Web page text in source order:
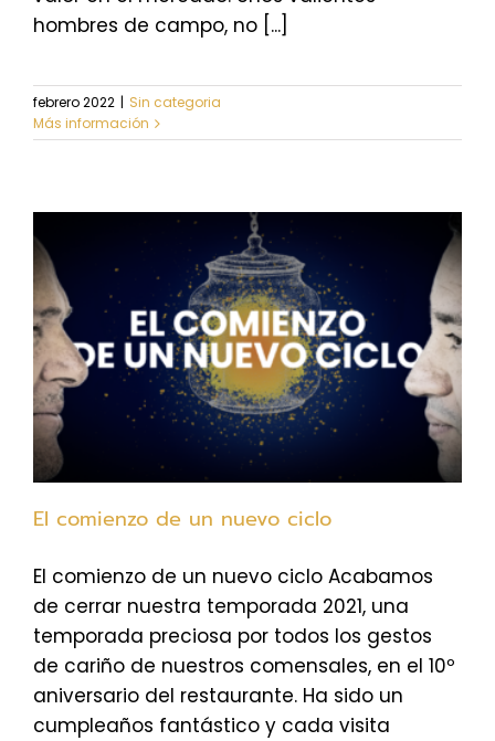
hombres de campo, no [...]
febrero 2022
Sin categoria
Más información
El comienzo de un nuevo ciclo
El comienzo de un nuevo ciclo Acabamos
de cerrar nuestra temporada 2021, una
temporada preciosa por todos los gestos
de cariño de nuestros comensales, en el 10º
aniversario del restaurante. Ha sido un
cumpleaños fantástico y cada visita